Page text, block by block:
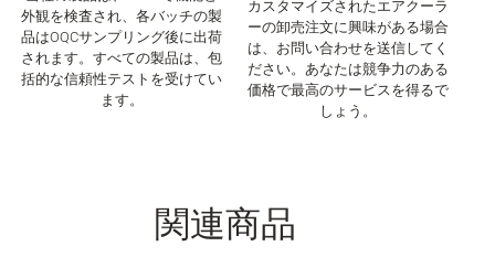
外観を検査され、各バッチの製
品はOQCサンプリング後に出荷
されます。すべての製品は、包
括的な信頼性テストを受けてい
ます。
カスタマイズされたエアクーラ
ーの卸売注文に興味がある場合
は、お問い合わせを送信してく
ださい。あなたは競争力のある
価格で最高のサービスを得るで
しょう。
関連商品